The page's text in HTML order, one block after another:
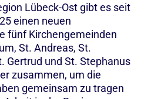
Lübeck-Ost gibt es seit
einen neuen
fünf Kirchengemeinden
St. Andreas, St.
Gertrud und St. Stephanus
zusammen, um die
gemeinsam zu tragen